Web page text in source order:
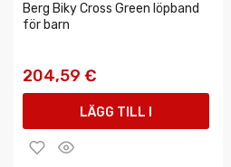
Berg Biky Cross Green löpband
för barn
204,59 €
LÄGG TILL I
VARUKORGEN